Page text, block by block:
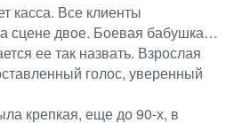
касса. Все клиенты
сцене двое. Боевая бабушка…
ее так назвать. Взрослая
голос, уверенный
крепкая, еще до 90-х, в